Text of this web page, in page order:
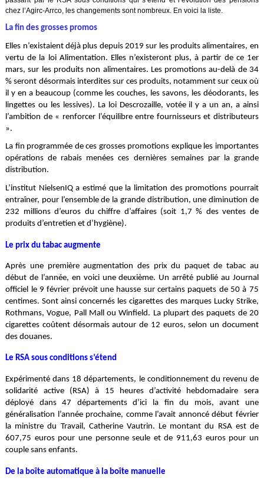
chez l’Agirc-Arrco, les changements sont nombreux. En voici la liste.
La fin des grosses promos
Elles n’existaient déjà plus depuis 2019 sur les produits alimentaires, en
vertu de la loi Alimentation. Elles n’existeront plus, à partir de ce 1er
mars, sur les produits non alimentaires. Les promotions au-delà de 34
% seront désormais interdites sur ces produits, notamment sur ceux où
il y en a beaucoup (comme les couches, les savons, les déodorants, les
lingettes ou les lessives). La loi Descrozaille, votée il y a un an, a ainsi
l’ambition de « renforcer l’équilibre entre fournisseurs et distributeurs
».
La fin programmée de ces grosses promotions explique les importantes
opérations de rabais menées ces dernières semaines par la grande
distribution.
L’institut NielsenIQ a estimé que la limitation des promotions pourrait
entraîner, pour l’ensemble de la grande distribution, une diminution de
232 millions d’euros du chiffre d’affaires (soit 1,7 % des ventes de
produits d’entretien et d’hygiène).
Le prix du tabac augmente
Après une première augmentation des prix du paquet de tabac au
début de l’année, en voici une deuxième. Un arrêté publié au Journal
officiel le 9 février prévoit une hausse sur certains paquets de 50 à 75
centimes. Sont ainsi concernés les cigarettes des marques Lucky Strike,
Rothmans, Vogue, Pall Mall ou Winfield. La plupart des paquets de 20
cigarettes coûtent désormais autour de 12 euros, selon un document
des douanes.
Le RSA sous conditions s’étend
Expérimenté dans 18 départements, le conditionnement du revenu de
solidarité active (RSA) à 15 heures d’activité hebdomadaire sera
déployé dans 47 départements d’ici la fin du mois, avant une
généralisation l’année prochaine, comme l’avait annoncé début février
la ministre du Travail, Catherine Vautrin. Le montant du RSA est de
607,75 euros pour une personne seule et de 911,63 euros pour un
couple sans enfants.
De la boîte automatique à la boîte manuelle